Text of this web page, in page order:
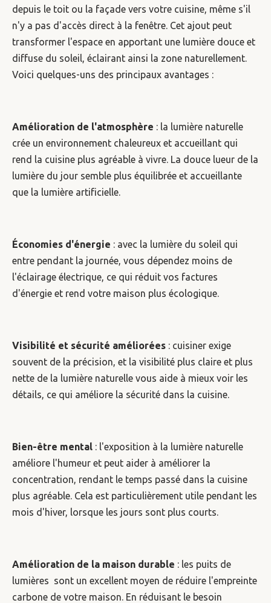
depuis le toit ou la façade vers votre cuisine, même s'il
n'y a pas d'accès direct à la fenêtre. Cet ajout peut
transformer l'espace en apportant une lumière douce et
diffuse du soleil, éclairant ainsi la zone naturellement.
Voici quelques-uns des principaux avantages :
Amélioration de l'atmosphère : la lumière naturelle
crée un environnement chaleureux et accueillant qui
rend la cuisine plus agréable à vivre. La douce lueur de la
lumière du jour semble plus équilibrée et accueillante
que la lumière artificielle.
Économies d'énergie : avec la lumière du soleil qui
entre pendant la journée, vous dépendez moins de
l'éclairage électrique, ce qui réduit vos factures
d'énergie et rend votre maison plus écologique.
Visibilité et sécurité améliorées : cuisiner exige
souvent de la précision, et la visibilité plus claire et plus
nette de la lumière naturelle vous aide à mieux voir les
détails, ce qui améliore la sécurité dans la cuisine.
Bien-être mental : l'exposition à la lumière naturelle
améliore l'humeur et peut aider à améliorer la
concentration, rendant le temps passé dans la cuisine
plus agréable. Cela est particulièrement utile pendant les
mois d'hiver, lorsque les jours sont plus courts.
Amélioration de la maison durable : les puits de
lumières sont un excellent moyen de réduire l'empreinte
carbone de votre maison. En réduisant le besoin